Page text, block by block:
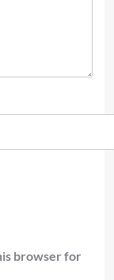
browser for